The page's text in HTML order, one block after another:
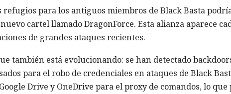
refugios para los antiguos miembros de Black Basta
cartel llamado DragonForce. Esta alianza aparece
de grandes ataques recientes.
también está evolucionando: se han detectado
para el robo de credenciales en ataques de Black
Drive y OneDrive para el proxy de comandos, lo